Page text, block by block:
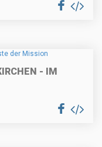
- IM